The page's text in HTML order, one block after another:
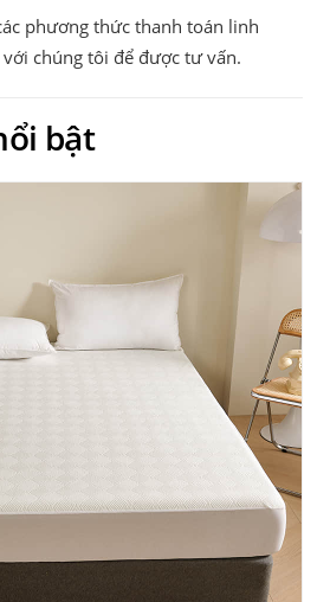
phương thức thanh toán linh
chúng tôi để được tư vấn.
bật